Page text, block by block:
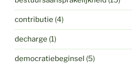
contributie (4)
decharge (1)
democratiebeginsel (5)